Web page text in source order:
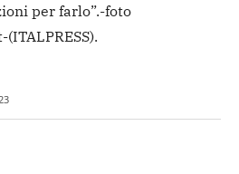
per farlo”.-foto
(ITALPRESS).